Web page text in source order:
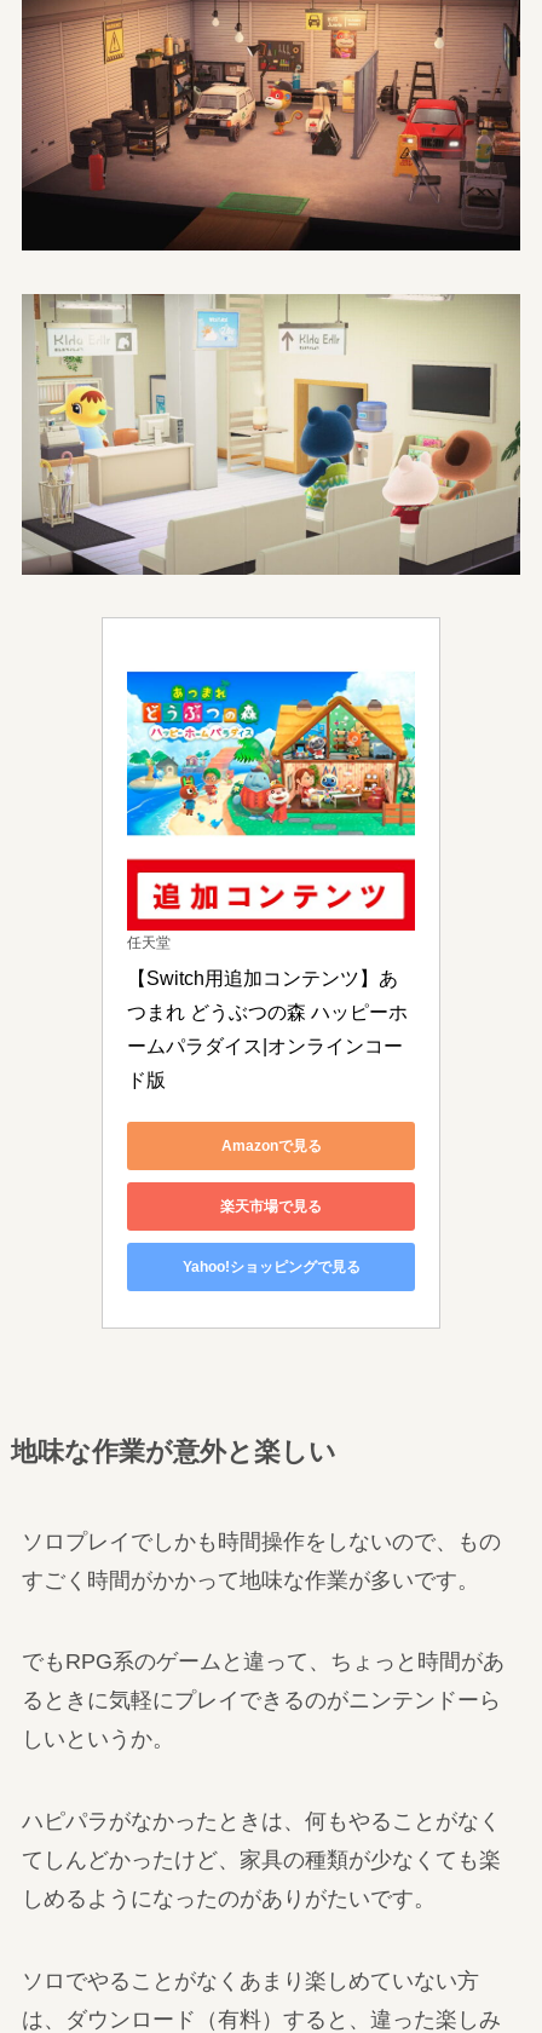
任天堂
【Switch用追加コンテンツ】あ
つまれ どうぶつの森 ハッピーホ
ームパラダイス|オンラインコー
ド版
Amazonで見る
楽天市場で見る
Yahoo!ショッピングで見る
地味な作業が意外と楽しい
ソロプレイでしかも時間操作をしないので、もの
すごく時間がかかって地味な作業が多いです。
でもRPG系のゲームと違って、ちょっと時間があ
るときに気軽にプレイできるのがニンテンドーら
しいというか。
ハピパラがなかったときは、何もやることがなく
てしんどかったけど、家具の種類が少なくても楽
しめるようになったのがありがたいです。
ソロでやることがなくあまり楽しめていない方
は、ダウンロード（有料）すると、違った楽しみ